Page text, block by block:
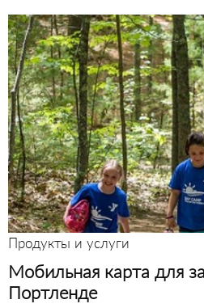
Продукты и услуги
Мобильная карта для
Портленде